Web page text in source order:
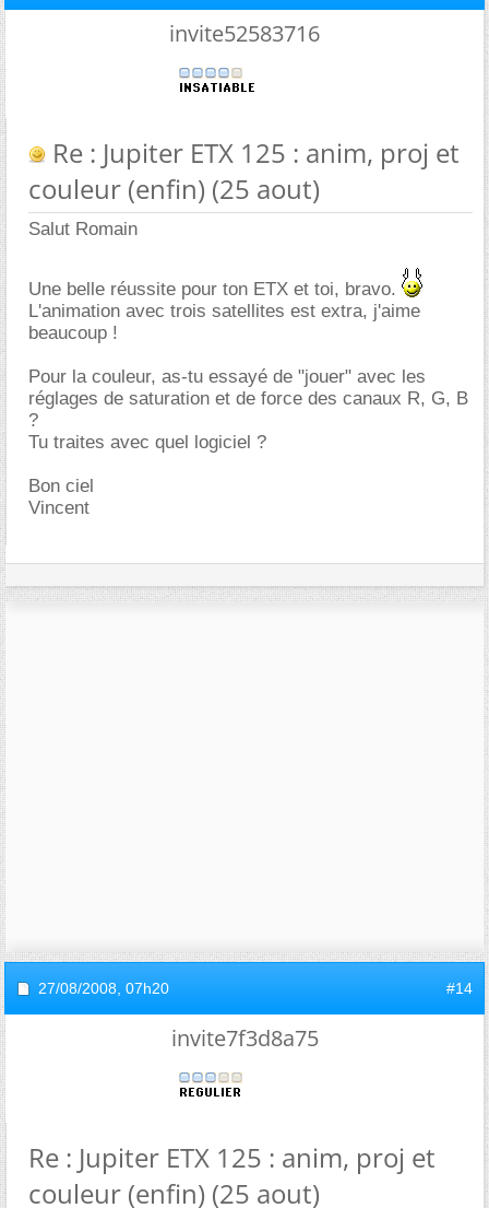
invite52583716
Re : Jupiter ETX 125 : anim, proj et
couleur (enfin) (25 aout)
Salut Romain
Une belle réussite pour ton ETX et toi, bravo.
L'animation avec trois satellites est extra, j'aime
beaucoup !
Pour la couleur, as-tu essayé de "jouer" avec les
réglages de saturation et de force des canaux R, G, B
?
Tu traites avec quel logiciel ?
Bon ciel
Vincent
27/08/2008, 07h20 #14
invite7f3d8a75
Re : Jupiter ETX 125 : anim, proj et
couleur (enfin) (25 aout)